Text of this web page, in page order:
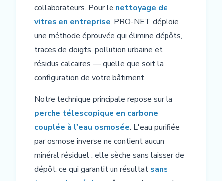
collaborateurs. Pour le nettoyage de
vitres en entreprise, PRO-NET déploie
une méthode éprouvée qui élimine dépôts,
traces de doigts, pollution urbaine et
résidus calcaires — quelle que soit la
configuration de votre bâtiment.
Notre technique principale repose sur la
perche télescopique en carbone
couplée à l'eau osmosée. L'eau purifiée
par osmose inverse ne contient aucun
minéral résiduel : elle sèche sans laisser de
dépôt, ce qui garantit un résultat sans